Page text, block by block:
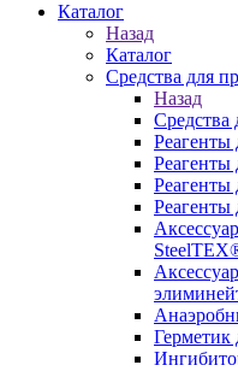
Каталог
Назад
Каталог
Средства для
Назад
Средства
Герметик